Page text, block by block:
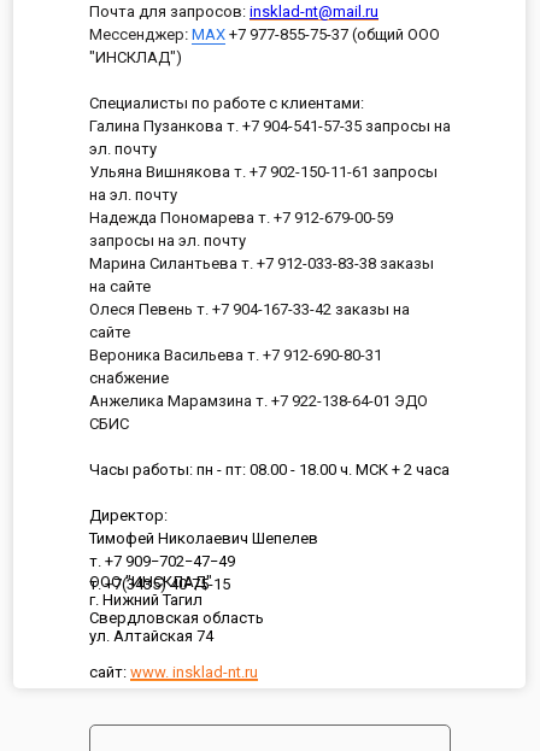
ООО "ИНСКЛАД"
г. Нижний Тагил
Свердловская область
ул. Алтайская 74
сайт: www. insklad-nt.ru
Почта для запросов: insklad-nt@mail.ru
Мессенджер: MAX +7 977-855-75-37 (общий ООО
"ИНСКЛАД")
Специалисты по работе с клиентами:
Галина Пузанкова т. +7 904-541-57-35 запросы на
эл. почту
Ульяна Вишнякова т. +7 902-150-11-61 запросы
на эл. почту
Надежда Пономарева т. +7 912-679-00-59
запросы на эл. почту
Марина Силантьева т. +7 912-033-83-38 заказы
на сайте
Олеся Певень т. +7 904-167-33-42 заказы на
сайте
Вероника Васильева т. +7 912-690-80-31
снабжение
Анжелика Марамзина т. +7 922-138-64-01 ЭДО
СБИС
Часы работы: пн - пт: 08.00 - 18.00 ч. МСК + 2 часа
Директор:
Тимофей Николаевич Шепелев
т. +7 909−702−47−49
т. +7(3435) 40-75-15